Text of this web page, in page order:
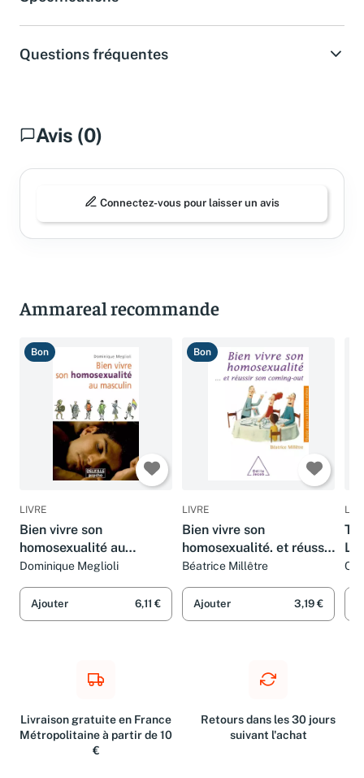
Questions fréquentes
Avis (0)
Connectez-vous pour laisser un avis
Ammareal recommande
Bon
LIVRE
Bien vivre son
homosexualité au
masculin
Dominique Meglioli
Ajouter 6,11 €
Bon
LIVRE
Bien vivre son
homosexualité. et réussir
son coming-out
Béatrice Millêtre
Ajouter 3,19 €
Livraison gratuite en France
Métropolitaine à partir de 10
€
Retours dans les 30 jours
suivant l'achat